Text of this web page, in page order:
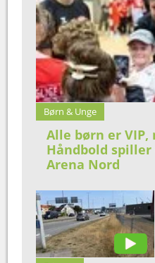
Børn & Unge
Alle børn er VIP,
Håndbold
Arena Nord